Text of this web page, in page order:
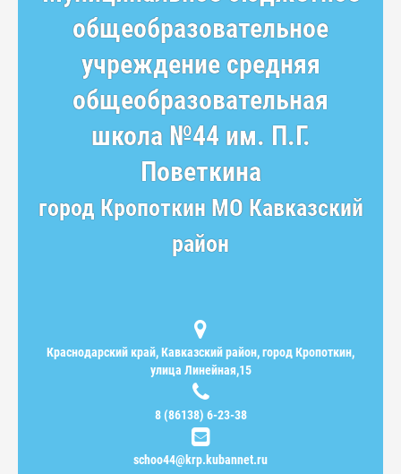
общеобразовательное
учреждение средняя
общеобразовательная
школа №44 им. П.Г.
Поветкина
город Кропоткин МО Кавказский
район
Краснодарский край, Кавказский район, город Кропоткин,
улица Линейная,15
8 (86138) 6-23-38
schoo44@krp.kubannet.ru